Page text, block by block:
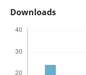
Downloads